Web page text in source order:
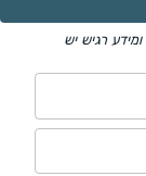
רגיש יש